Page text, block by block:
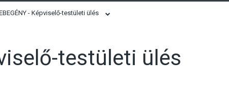
- Képviselő-testületi ülés
testületi ülés